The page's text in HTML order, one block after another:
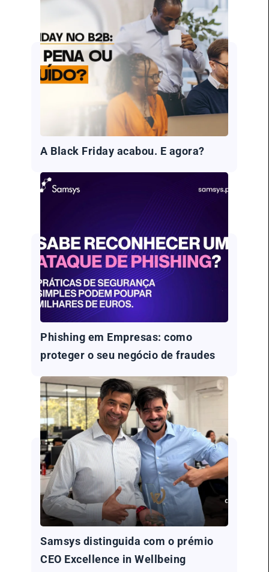
A Black Friday acabou. E agora?
Phishing em Empresas: como
proteger o seu negócio de fraudes
Samsys distinguida com o prémio
CEO Excellence in Wellbeing